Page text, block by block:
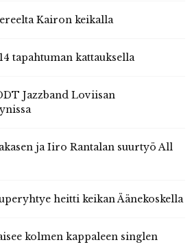
Kairon keikalla
tapahtuman kattauksella
Jazzband Loviisan
ja Iiro Rantalan suurtyö All
heitti keikan Äänekoskella
kolmen kappaleen singlen